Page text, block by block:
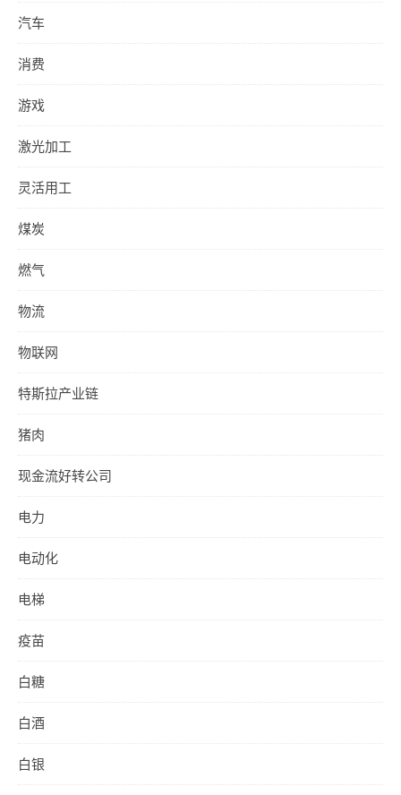
汽车
消费
游戏
激光加工
灵活用工
煤炭
燃气
物流
物联网
特斯拉产业链
猪肉
现金流好转公司
电力
电动化
电梯
疫苗
白糖
白酒
白银